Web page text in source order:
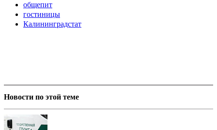
общепит
гостиницы
Калининградстат
Новости по этой теме